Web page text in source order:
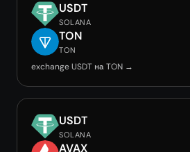
USDT
SOLANA
TON
TON
exchange USDT на TON →
USDT
SOLANA
AVAX